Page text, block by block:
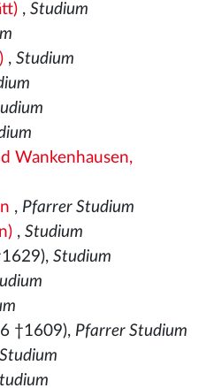
, Studium
, Studium
Wankenhausen,
, Pfarrer Studium
, Studium
Studium
†1609), Pfarrer Studium
Studium